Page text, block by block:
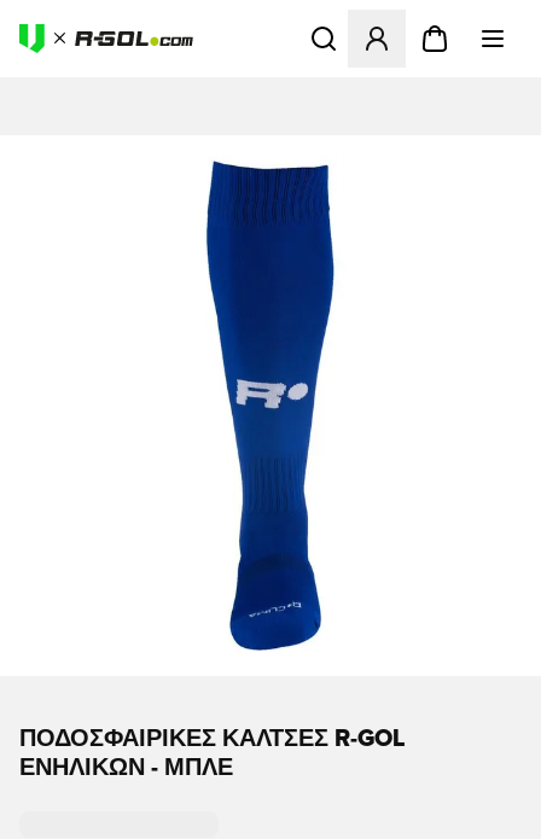
Ανοίγει ένα Modal για να
ΠΟΔΟΣΦΑΙΡΙΚΈΣ ΚΆΛΤΣΕΣ R-GOL
ΕΝΗΛΊΚΩΝ - ΜΠΛΕ